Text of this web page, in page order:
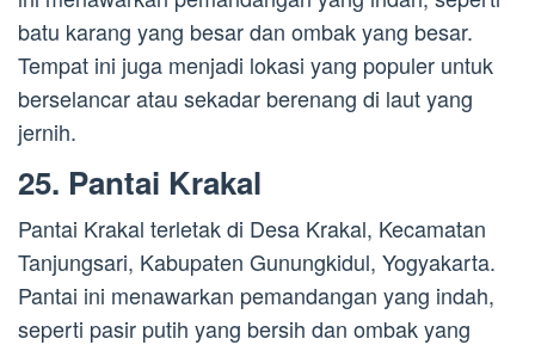
batu karang yang besar dan ombak yang besar.
Tempat ini juga menjadi lokasi yang populer untuk
berselancar atau sekadar berenang di laut yang
jernih.
25. Pantai Krakal
Pantai Krakal terletak di Desa Krakal, Kecamatan
Tanjungsari, Kabupaten Gunungkidul, Yogyakarta.
Pantai ini menawarkan pemandangan yang indah,
seperti pasir putih yang bersih dan ombak yang